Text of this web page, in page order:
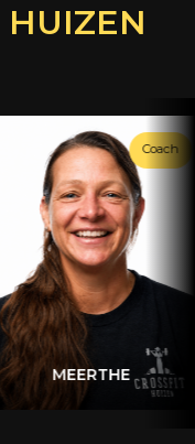
HUIZEN
MEERTHE
Coach